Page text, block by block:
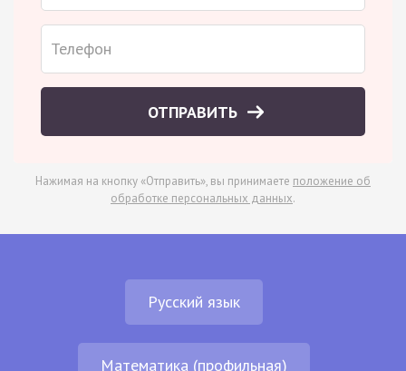
ОТПРАВИТЬ
Нажимая на кнопку «Отправить», вы принимаете положение об
обработке персональных данных.
Русский язык
Математика (профильная)